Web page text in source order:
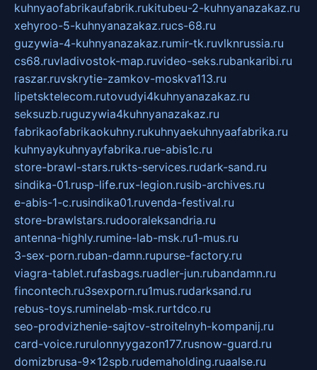
kuhnyaofabrikaufabrik.rukitubeu-2-kuhnyanazakaz.ru
xehyroo-5-kuhnyanazakaz.rucs-68.ru
guzywia-4-kuhnyanazakaz.rumir-tk.ruvlknrussia.ru
cs68.ruvladivostok-map.ruvideo-seks.rubankaribi.ru
raszar.ruvskrytie-zamkov-moskva113.ru
lipetsktelecom.rutovudyi4kuhnyanazakaz.ru
seksuzb.ruguzywia4kuhnyanazakaz.ru
fabrikaofabrikaokuhny.rukuhnyaekuhnyaafabrika.ru
kuhnyaykuhnyayfabrika.rue-abis1c.ru
store-brawl-stars.rukts-services.rudark-sand.ru
sindika-01.rusp-life.rux-legion.rusib-archives.ru
e-abis-1-c.rusindika01.ruvenda-festival.ru
store-brawlstars.rudooraleksandria.ru
antenna-highly.rumine-lab-msk.ru1-mus.ru
3-sex-porn.ruban-damn.rupurse-factory.ru
viagra-tablet.rufasbags.ruadler-jun.rubandamn.ru
fincontech.ru3sexporn.ru1mus.rudarksand.ru
rebus-toys.ruminelab-msk.rurtdco.ru
seo-prodvizhenie-sajtov-stroitelnyh-kompanij.ru
card-voice.rurulonnyygazon177.rusnow-guard.ru
domizbrusa-9x12spb.rudemaholding.ruaalse.ru